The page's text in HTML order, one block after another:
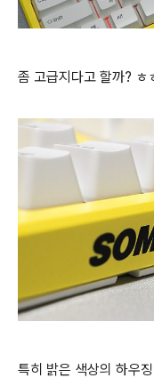
좀 고급지다고 할까? ㅎ
특히 밝은 색상의 하우